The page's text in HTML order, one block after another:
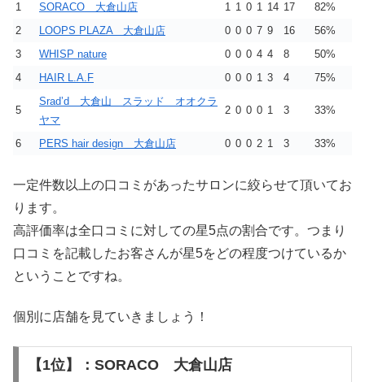
1
SORACO 大倉山店 1 1 0 1 14 17
82%
2
LOOPS PLAZA 大倉山店 0 0 0 7 9 16
56%
3
WHISP nature 0 0 0 4 4 8
50%
4
HAIR L.A.F 0 0 0 1 3 4 75%
5
Srad’d 大倉山 スラッド オオクラ
ヤマ
2 0 0 0 1 3 33%
6 PERS hair design 大倉山店 0 0 0 2 1 3 33%
一定件数以上の口コミがあったサロンに絞らせて頂いてお
ります。
高評価率は全口コミに対しての星5点の割合です。つまり
口コミを記載したお客さんが星5をどの程度つけているか
ということですね。
個別に店舗を見ていきましょう！
【1位】：SORACO 大倉山店